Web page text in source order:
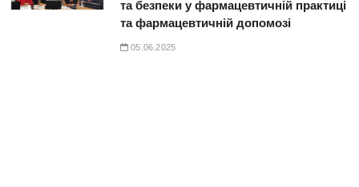
та безпеки у фармацевтичній практиці
та фармацевтичній допомозі
05.06.2025